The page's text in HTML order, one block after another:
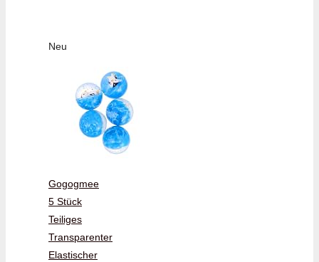
Neu
Gogogmee
5 Stück
Teiliges
Transparenter
Elastischer